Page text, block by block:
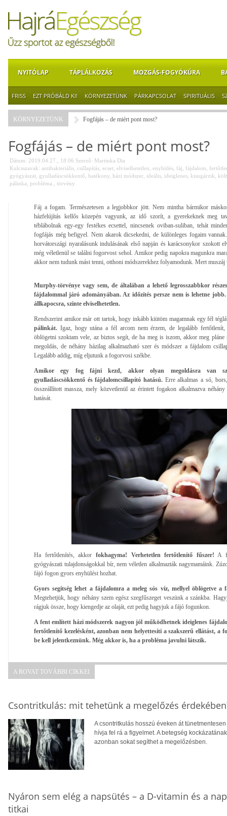
NYITÓLAP TÁPLÁLKOZÁS MOZGÁS-FOGYÓKÚRA
FRISS EZT PRÓBÁLD KI! KÖRNYEZETÜNK PÁRKAPCSOLAT SPIRITUÁLIS
KÖRNYEZETÜNK Fogfájás – de miért pont most?
Fogfájás – de miért pont most?
Dátum: 2019.04.27., 18:06 Szerző: Martinka Dia
Kulcsszavak: antibakteriális csillapítás ecset elviselhetetlen enyhülés fáj fájdalom
gyógyászat gyulladáscsökkentő hatékony házi módszer ideális ideiglenes kisugárzik
pálinka probléma. törvény
Fáj a fogam. Természetesen a legjobbkor jött. Nem mintha bármikor
házfelújítás kellős közepén vagyunk, az idő szorít, a gyerekeknek meg
téblábolnak egy-egy festékes ecsettel, nincsenek oviban-suliban, tehát
fogfájás még befigyel. Nem akarok dicsekedni, de különleges fogaim
horvátországi nyaralásunk indulásának első napján és karácsonykor szokott
még véletlenül se találni fogorvost sehol. Amikor pedig napokra magunkra
akkor nem tudunk mást tenni, otthoni módszerekhez folyamodunk. Mert muszáj
Murphy-törvénye vagy sem, de általában a lehető legrosszabbkor
fájdalommal járó adományában. Az időzítés persze nem is lehetne
állkapocsra, szinte elviselhetetlen.
Rendszerint amikor már ott tartok, hogy inkább kiütöm magamnak egy fél
pálinkát. Igaz, hogy utána a fél arcom nem érzem, de legalább
öblögetni szoktam vele, az biztos segít, de ha meg is iszom, akkor meg
megoldás, de néhány házilag alkalmazható szer és módszer a fájdalom
Legalább addig, míg eljutunk a fogorvosi székbe.
Amikor egy fog fájni kezd, akkor olyan megoldásra van
gyulladáscsökkentő és fájdalomcsillapító hatású. Erre alkalmas a só,
összeállított massza, mely közvetlenül az érintett fogakon alkalmazva
hatását.
Ha fertőtlenítés, akkor fokhagyma! Verhetetlen fertőtlenítő fűszer! A
gyógyászati ​​tulajdonságokkal bír, nem véletlen alkalmazták nagymamáink.
fájó fogon gyors enyhülést hozhat.
Gyors segítség lehet a fájdalomra a meleg sós víz, mellyel öblögetve a
Megtehetjük, hogy néhány szem egész szegfűszeget veszünk a szánkba.
rágjuk össze, hogy kiengedje az olaját, ezt pedig hagyjuk a fájó fogunkon.
A fent említett házi módszerek nagyon jól működhetnek ideiglenes
fertőtlenítő kezelésként, azonban nem helyettesíti a szakszerű ellátást, a
be kell jelentkeznünk. Még akkor is, ha a probléma javulni látszik.
A ROVAT TOVÁBBI CIKKEI
Csontritkulás: mit tehetünk a megelőzés
A csontritkulás hosszú éveken át
hívja fel rá a figyelmet. A betegség
azonban sokat segíthet a megelőzésben.
Nyáron sem elég a napsütés – a D-vitamin és a
titkai